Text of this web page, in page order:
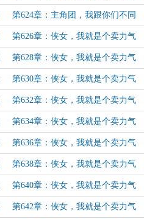
路（78）
第624章：主角团，我跟你们不同
路（80）
第626章：侠女，我就是个卖力气
的酱油党（1）
第628章：侠女，我就是个卖力气
的酱油党（3）
第630章：侠女，我就是个卖力气
的酱油党（5）
第632章：侠女，我就是个卖力气
的酱油党（7）
第634章：侠女，我就是个卖力气
的酱油党（9
第636章：侠女，我就是个卖力气
的酱油党（11）
第638章：侠女，我就是个卖力气
的酱油党（13）
第640章：侠女，我就是个卖力气
的酱油党（15）
第642章：侠女，我就是个卖力气